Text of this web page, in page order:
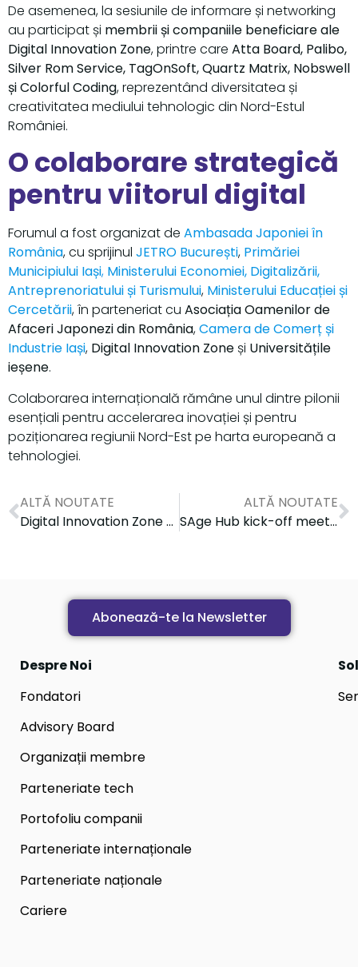
De asemenea, la sesiunile de informare și networking
au participat și membrii și companiile beneficiare ale
Digital Innovation Zone, printre care Atta Board, Palibo,
Silver Rom Service, TagOnSoft, Quartz Matrix, Nobswell
și Colorful Coding, reprezentând diversitatea și
creativitatea mediului tehnologic din Nord-Estul
României.
O colaborare strategică
pentru viitorul digital
Forumul a fost organizat de Ambasada Japoniei în
România, cu sprijinul JETRO București, Primăriei
Municipiului Iași, Ministerului Economiei, Digitalizării,
Antreprenoriatului și Turismului, Ministerului Educației și
Cercetării, în parteneriat cu Asociația Oamenilor de
Afaceri Japonezi din România,Camera de Comerț și
Industrie Iași, Digital Innovation Zone și Universitățile
ieșene.
Colaborarea internațională rămâne unul dintre pilonii
esențiali pentru accelerarea inovației și pentru
poziționarea regiunii Nord-Est pe harta europeană a
tehnologiei.
ALTĂ NOUTATE
Digital Innovation Zone prezent la InnoHealth Forum 2025
ALTĂ NOUTATE
SAge Hub kick-off meeting
Abonează-te la Newsletter
Despre Noi
Fondatori
Advisory Board
Organizații membre
Parteneriate tech
Portofoliu companii
Parteneriate internaționale
Parteneriate naționale
Cariere